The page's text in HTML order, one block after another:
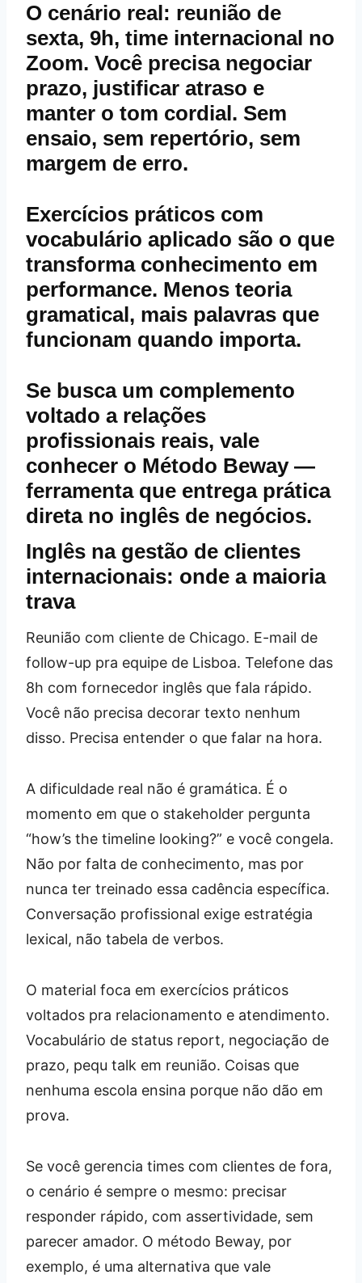
O cenário real: reunião de
sexta, 9h, time internacional no
Zoom. Você precisa negociar
prazo, justificar atraso e
manter o tom cordial. Sem
ensaio, sem repertório, sem
margem de erro.
Exercícios práticos com
vocabulário aplicado são o que
transforma conhecimento em
performance. Menos teoria
gramatical, mais palavras que
funcionam quando importa.
Se busca um complemento
voltado a relações
profissionais reais, vale
conhecer o Método Beway—
ferramenta que entrega prática
direta no inglês de negócios.
Inglês na gestão de clientes
internacionais: onde a maioria
trava
Reunião com cliente de Chicago. E-mail de
follow-up pra equipe de Lisboa. Telefone das
8h com fornecedor inglês que fala rápido.
Você não precisa decorar texto nenhum
disso. Precisa entender o que falar na hora.
A dificuldade real não é gramática. É o
momento em que o stakeholder pergunta
“how’s the timeline looking?” e você congela.
Não por falta de conhecimento, mas por
nunca ter treinado essa cadência específica.
Conversação profissional exige estratégia
lexical, não tabela de verbos.
O material foca em exercícios práticos
voltados pra relacionamento e atendimento.
Vocabulário de status report, negociação de
prazo, pequ talk em reunião. Coisas que
nenhuma escola ensina porque não dão em
prova.
Se você gerencia times com clientes de fora,
o cenário é sempre o mesmo: precisar
responder rápido, com assertividade, sem
parecer amador. O método Beway, por
exemplo, é uma alternativa que vale